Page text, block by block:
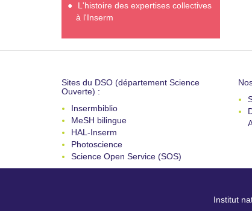
L'histoire des expertises collectives
à l'Inserm
Sites du DSO (département Science
Ouverte) :
Insermbiblio
MeSH bilingue
HAL-Inserm
Photoscience
Science Open Service (SOS)
Institut